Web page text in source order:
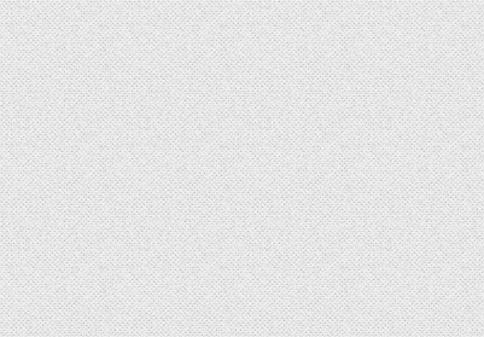
茄 茄